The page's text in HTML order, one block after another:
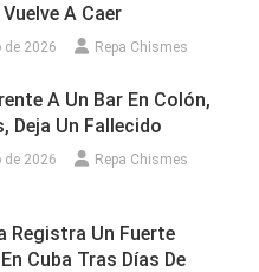
A Caer
de 2026 Repa Chismes
A Un Bar En Colón,
Deja Un Fallecido
de 2026 Repa Chismes
Registra Un Fuerte
Cuba Tras Días De